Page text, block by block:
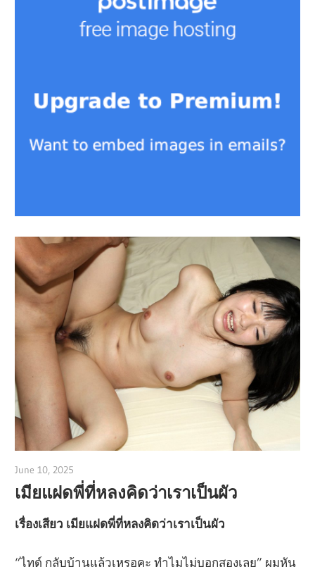
June 10, 2025
เมียแฝดพี่ที่หลงคิดว่าเราเป็นผัว
เรื่องเสียว เมียแฝดพี่ที่หลงคิดว่าเราเป็นผัว
“ไทด์ กลับบ้านแล้วเหรอคะ ทำไมไม่บอกสองเลย” ผมหัน